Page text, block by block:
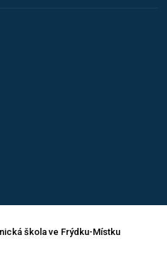
škola ve Frýdku-Místku